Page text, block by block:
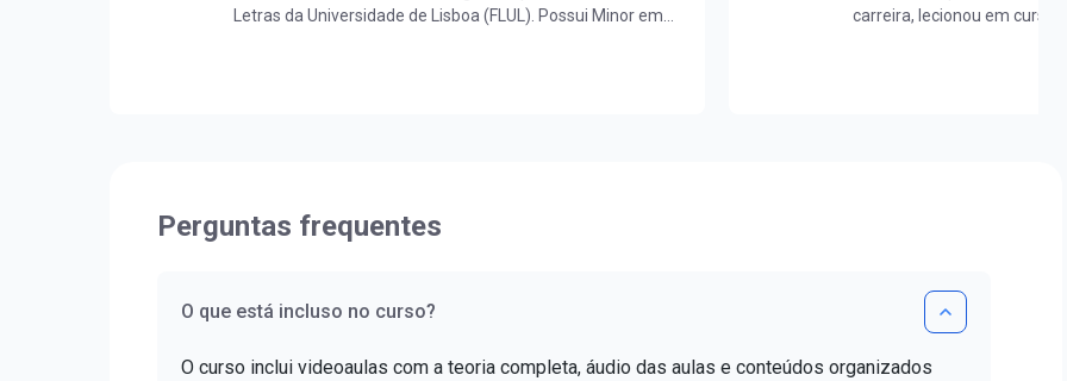
Letras da Universidade de Lisboa (FLUL). Possui Minor em
carreira, lecionou em cursos
Perguntas frequentes
O que está incluso no curso?
O curso inclui videoaulas com a teoria completa, áudio das aulas e conteúdos organizados